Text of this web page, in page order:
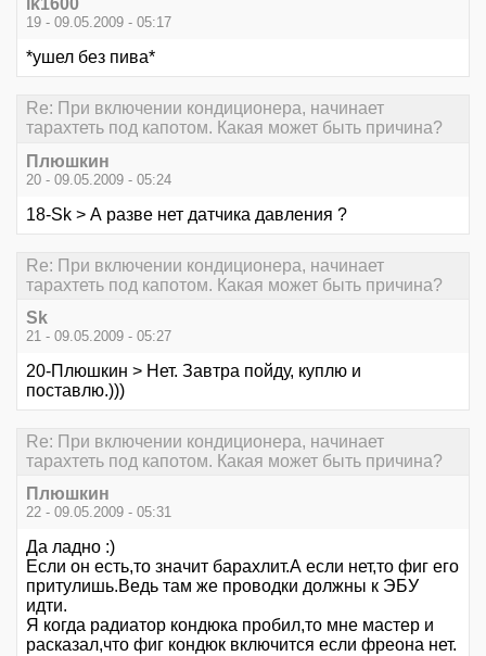
lk1600
19 - 09.05.2009 - 05:17
*ушел без пива*
Re: При включении кондиционера, начинает
тарахтеть под капотом. Какая может быть причина?
Плюшкин
20 - 09.05.2009 - 05:24
18-Sk > А разве нет датчика давления ?
Re: При включении кондиционера, начинает
тарахтеть под капотом. Какая может быть причина?
Sk
21 - 09.05.2009 - 05:27
20-Плюшкин > Нет. Завтра пойду, куплю и
поставлю.)))
Re: При включении кондиционера, начинает
тарахтеть под капотом. Какая может быть причина?
Плюшкин
22 - 09.05.2009 - 05:31
Да ладно :)
Если он есть,то значит барахлит.А если нет,то фиг его
притулишь.Ведь там же проводки должны к ЭБУ
идти.
Я когда радиатор кондюка пробил,то мне мастер и
расказал,что фиг кондюк включится если фреона нет.